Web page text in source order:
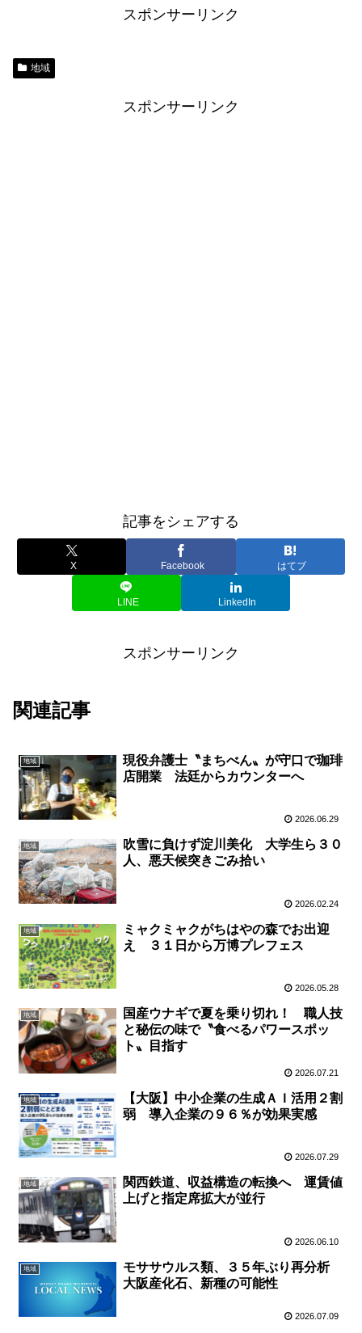
スポンサーリンク
地域
スポンサーリンク
記事をシェアする
X Facebook はてブ
LINE LinkedIn
スポンサーリンク
関連記事
地域
現役弁護士〝まちべん〟が守口で珈琲
店開業 法廷からカウンターへ
2026.06.29
地域
吹雪に負けず淀川美化 大学生ら３０
人、悪天候突きごみ拾い
2026.02.24
地域
ミャクミャクがちはやの森でお出迎
え ３１日から万博プレフェス
2026.05.28
地域
国産ウナギで夏を乗り切れ！ 職人技
と秘伝の味で〝食べるパワースポッ
ト〟目指す
2026.07.21
地域
【大阪】中小企業の生成ＡＩ活用２割
弱 導入企業の９６％が効果実感
2026.07.29
地域
関西鉄道、収益構造の転換へ 運賃値
上げと指定席拡大が並行
2026.06.10
地域
モササウルス類、３５年ぶり再分析
大阪産化石、新種の可能性
2026.07.09